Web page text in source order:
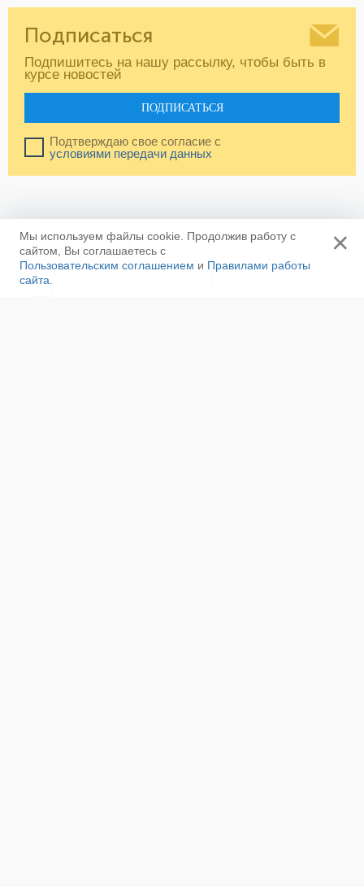
Подписаться
Подпишитесь на нашу рассылку, чтобы быть в
курсе новостей
ПОДПИСАТЬСЯ
Подтверждаю свое согласие с
условиями передачи данных
Мы используем файлы cookie. Продолжив работу с
сайтом, Вы соглашаетесь с
Пользовательским соглашением и Правилами работы
сайта
×